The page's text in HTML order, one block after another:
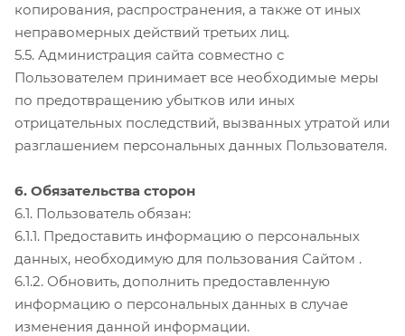
копирования, распространения, а также от иных
неправомерных действий третьих лиц.
5.5. Администрация сайта совместно с
Пользователем принимает все необходимые меры
по предотвращению убытков или иных
отрицательных последствий, вызванных утратой или
разглашением персональных данных Пользователя.
6. Обязательства сторон
6.1. Пользователь обязан:
6.1.1. Предоставить информацию о персональных
данных, необходимую для пользования Сайтом .
6.1.2. Обновить, дополнить предоставленную
информацию о персональных данных в случае
изменения данной информации.